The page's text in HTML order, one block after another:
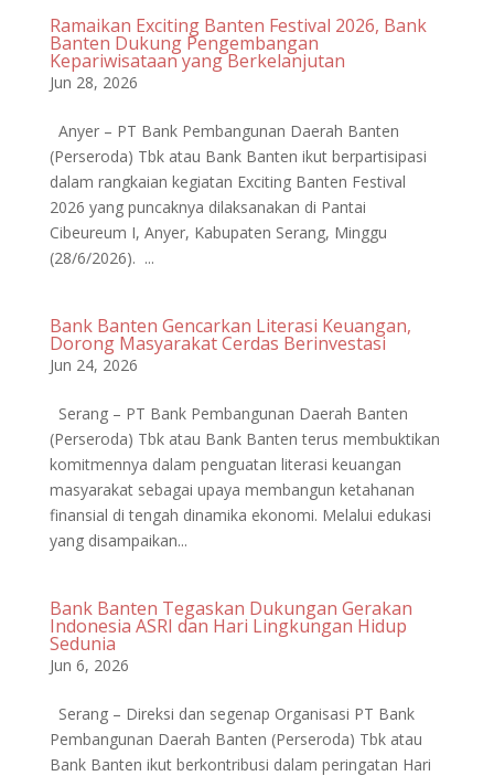
Ramaikan Exciting Banten Festival 2026, Bank
Banten Dukung Pengembangan
Kepariwisataan yang Berkelanjutan
Jun 28, 2026
Anyer – PT Bank Pembangunan Daerah Banten
(Perseroda) Tbk atau Bank Banten ikut berpartisipasi
dalam rangkaian kegiatan Exciting Banten Festival
2026 yang puncaknya dilaksanakan di Pantai
Cibeureum I, Anyer, Kabupaten Serang, Minggu
(28/6/2026). ...
Bank Banten Gencarkan Literasi Keuangan,
Dorong Masyarakat Cerdas Berinvestasi
Jun 24, 2026
Serang – PT Bank Pembangunan Daerah Banten
(Perseroda) Tbk atau Bank Banten terus membuktikan
komitmennya dalam penguatan literasi keuangan
masyarakat sebagai upaya membangun ketahanan
finansial di tengah dinamika ekonomi. Melalui edukasi
yang disampaikan...
Bank Banten Tegaskan Dukungan Gerakan
Indonesia ASRI dan Hari Lingkungan Hidup
Sedunia
Jun 6, 2026
Serang – Direksi dan segenap Organisasi PT Bank
Pembangunan Daerah Banten (Perseroda) Tbk atau
Bank Banten ikut berkontribusi dalam peringatan Hari